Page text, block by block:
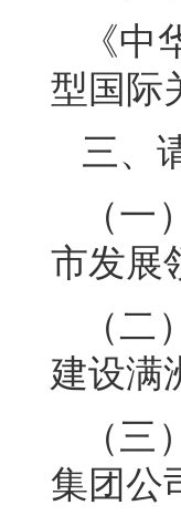
《
型国际
三、
（
市发展
（
建设满
（
集团公